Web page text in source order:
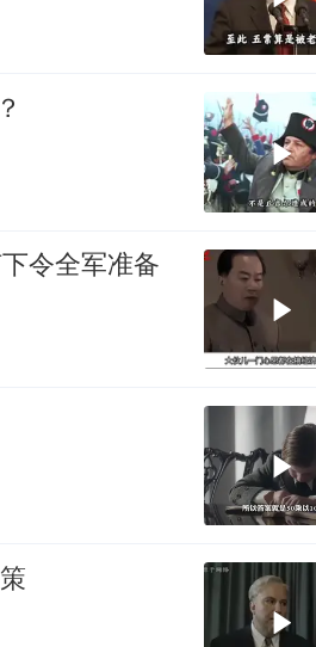
令全军准备